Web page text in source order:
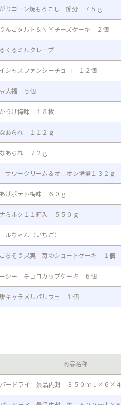
りコーン焼もろこし 節分 ７５ｇ
んごタルト＆ＮＹチーズケーキ ２個
くるミルクレープ
シャスファンシーチョコ １２個
大福 ５個
うけ梅味 １８枚
あられ １１２ｇ
あられ ７２ｇ
ワークリーム＆オニオン増量１３２ｇ
げポテト梅味 ６０ｇ
ミルク１１箱入 ５５０ｇ
ちゃん（いちご）
ちそう果実 苺のショートケーキ １個
シー チョコカップケーキ ６個
キャラメルパルフェ １個
商品名称
パードライ 景品内封 ３５０ｍｌ×６×